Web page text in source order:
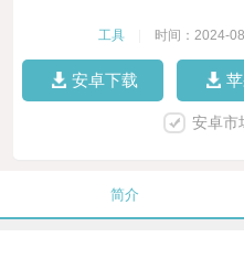
工具 时间：2024-
安卓下载
安卓市
简介